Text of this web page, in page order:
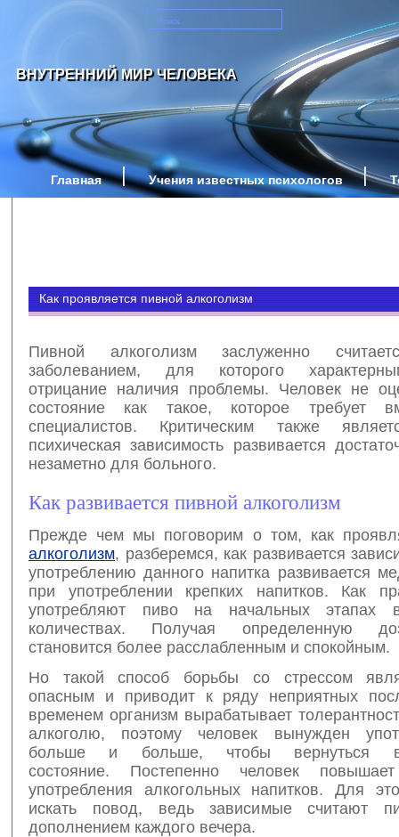
ВНУТРЕННИЙ МИР ЧЕЛОВЕКА
Главная Учения известных психологов
Как проявляется пивной алкоголизм
Пивной алкоголизм заслуженно
заболеванием, для которого
отрицание наличия проблемы. Человек не
состояние как такое, которое требует
специалистов. Критическим также
психическая зависимость развивается
незаметно для больного.
Как развивается пивной алкоголизм
Прежде чем мы поговорим о том, как
алкоголизм, разберемся, как развивается
употреблению данного напитка развивается
при употреблении крепких напитков. Как
употребляют пиво на начальных этапах
количествах. Получая определенную
становится более расслабленным и спокойным.
Но такой способ борьбы со стрессом
опасным и приводит к ряду неприятных
временем организм вырабатывает
алкоголю, поэтому человек вынужден
больше и больше, чтобы вернуться
состояние. Постепенно человек
употребления алкогольных напитков. Для
искать повод, ведь зависимые считают
дополнением каждого вечера.